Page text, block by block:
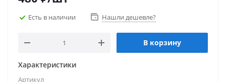
Есть в наличии Нашли дешевле?
В корзину
Характеристики
Артикул